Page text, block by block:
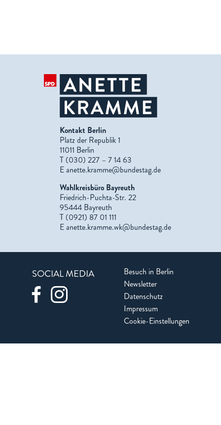
Kontakt Berlin
Platz der Republik 1
11011 Berlin
T (030) 227 – 7 14 63
Eanette.kramme@bundestag.de
Wahlkreisbüro Bayreuth
Friedrich-Puchta-Str. 22
95444 Bayreuth
T (0921) 87 01 111
Eanette.kramme.wk@bundestag.de
SOCIAL MEDIA
Besuch in Berlin
Newsletter
Datenschutz
Impressum
Cookie-Einstellungen